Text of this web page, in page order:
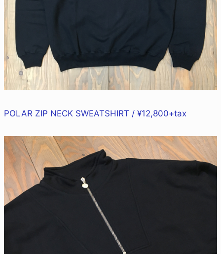
POLAR ZIP NECK SWEATSHIRT / ¥12,800+tax